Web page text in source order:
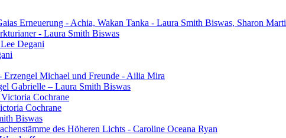
Erneuerung - Achia, Wakan Tanka - Laura Smith Biswas, Sharon
- Laura Smith Biswas
Degani
Michael und Freunde - Ailia Mira
Gabrielle – Laura Smith Biswas
Cochrane
Cochrane
Biswas
des Höheren Lichts - Caroline Oceana Ryan